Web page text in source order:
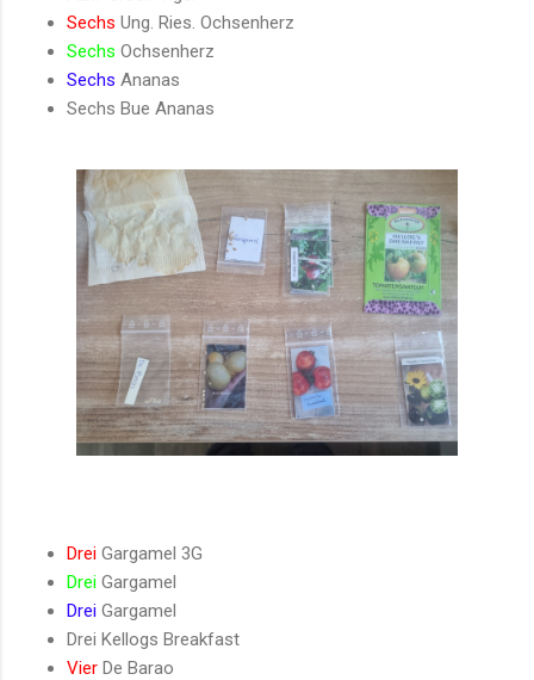
Sechs Ung. Ries. Ochsenherz
Sechs Ochsenherz
Sechs Ananas
Sechs Bue Ananas
Drei Gargamel 3G
Drei Gargamel
Drei Gargamel
Drei Kellogs Breakfast
Vier De Barao